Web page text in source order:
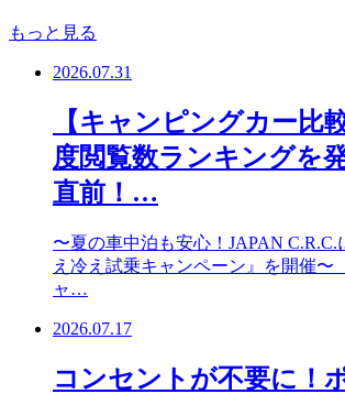
もっと見る
2026.07.31
【キャンピングカー比
度閲覧数ランキングを
直前！…
〜夏の車中泊も安心！JAPAN
え冷え試乗キャンペーン』を開催
ャ…
2026.07.17
コンセントが不要に！